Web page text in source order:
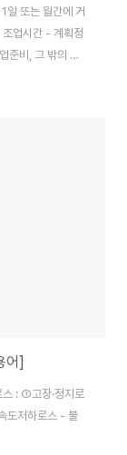
일 또는 월간에 거
업시간 - 계획정
준비, 그 밖의 정
간 = 부하시간 -
어]
: ①고장·정지로
도저하로스 - 불